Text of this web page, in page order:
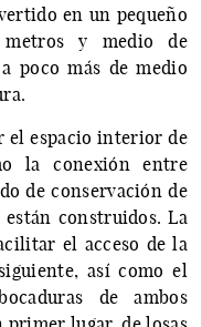
en un pequeño
y medio de
poco más de medio
el espacio interior de
la conexión entre
de conservación de
construidos. La
el acceso de la
así como el
de ambos